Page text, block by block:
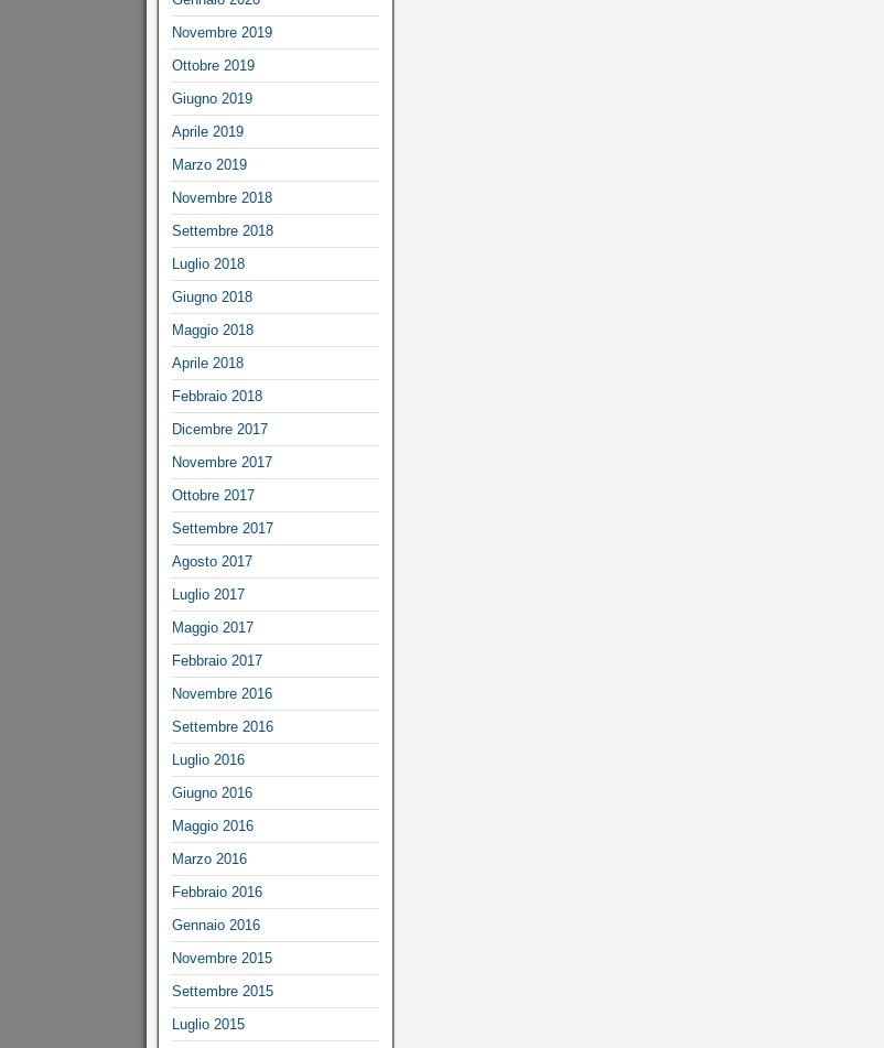
Novembre 2019
Ottobre 2019
Giugno 2019
Aprile 2019
Marzo 2019
Novembre 2018
Settembre 2018
Luglio 2018
Giugno 2018
Maggio 2018
Aprile 2018
Febbraio 2018
Dicembre 2017
Novembre 2017
Ottobre 2017
Settembre 2017
Agosto 2017
Luglio 2017
Maggio 2017
Febbraio 2017
Novembre 2016
Settembre 2016
Luglio 2016
Giugno 2016
Maggio 2016
Marzo 2016
Febbraio 2016
Gennaio 2016
Novembre 2015
Settembre 2015
Luglio 2015